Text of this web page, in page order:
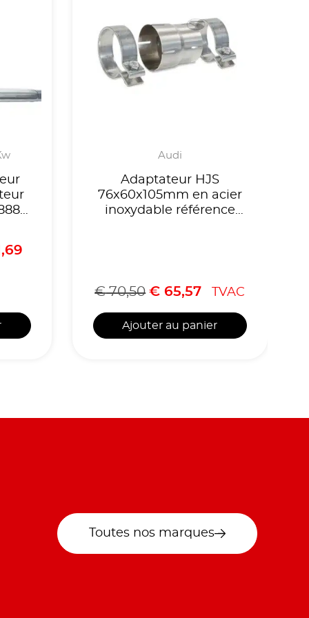
Audi
Adaptateur HJS
76x60x105mm en acier
inoxydable référence
€70,50 € 65,57 TVAC
Ajouter au panier
Toutes nos marques